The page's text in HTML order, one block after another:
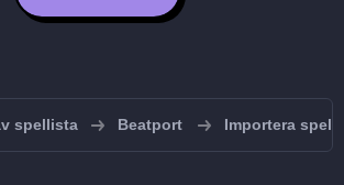
spellista Beatport Importera